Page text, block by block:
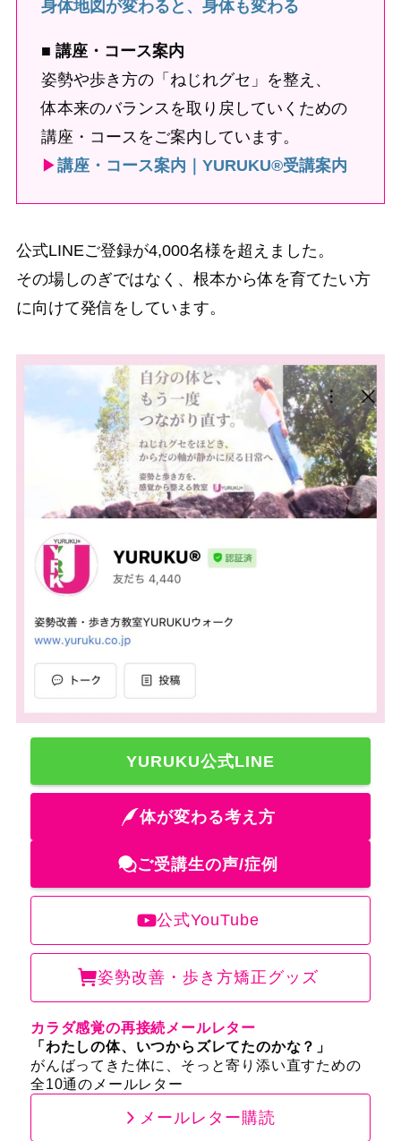
身体地図が変わると、身体も変わる
■ 講座・コース案内
姿勢や歩き方の「ねじれグセ」を整え、
体本来のバランスを取り戻していくための
講座・コースをご案内しています。
▶講座・コース案内｜YURUKU®受講案内
公式LINEご登録が4,000名様を超えました。
その場しのぎではなく、根本から体を育てたい方
に向けて発信をしています。
YURUKU公式LINE
体が変わる考え方
ご受講生の声/症例
公式YouTube
姿勢改善・歩き方矯正グッズ
カラダ感覚の再接続メールレター
「わたしの体、いつからズレてたのかな？」
がんばってきた体に、そっと寄り添い直すための
全10通のメールレター
メールレター購読